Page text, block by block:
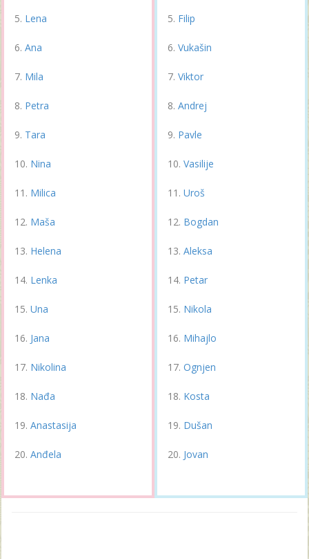
Lena
Ana
Mila
Petra
Tara
Nina
Milica
Maša
Helena
Lenka
Una
Jana
Nikolina
Nađa
Anastasija
Anđela
Filip
Vukašin
Viktor
Andrej
Pavle
Vasilije
Uroš
Bogdan
Aleksa
Petar
Nikola
Mihajlo
Ognjen
Kosta
Dušan
Jovan